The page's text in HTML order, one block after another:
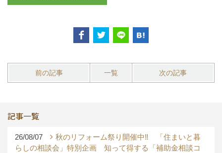
前の記事 一覧 次の記事
記事一覧
26/08/07
秋のリフォーム祭り開催中‼ 「住まいと暮
らしの相談会」特別企画 知って得する「補助金相談コ